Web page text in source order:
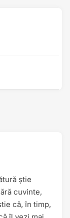
știe
cuvinte,
că, în timp,